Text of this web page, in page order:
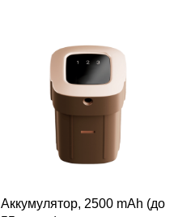
Аккумулятор, 2500 mAh (до